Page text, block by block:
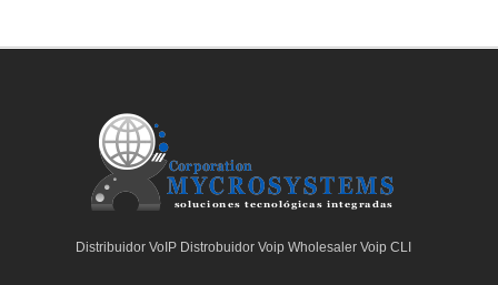
Distribuidor VoIP Distrobuidor Voip Wholesaler Voip CLI